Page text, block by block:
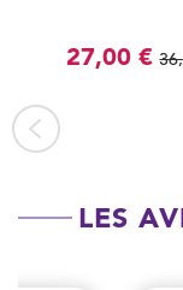
27,00 €
LES